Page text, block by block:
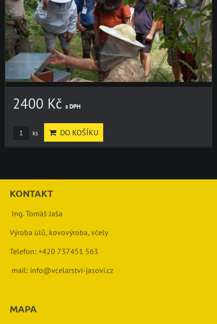
2400 Kč s DPH
ks DO KOŠÍKU
KONTAKT
Ing. Tomáš Jaša
Výroba úlů, kovovýroba, včely
Telefon: +420 737451 563
mail: info@vcelarstvi-jasovi.cz
MAPA